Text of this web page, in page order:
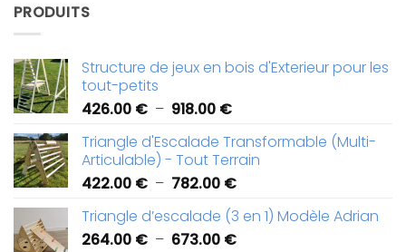
PRODUITS
Structure de jeux en bois d'Exterieur pour les
tout-petits
426.00 € – 918.00 €Plage
prix :
426.00 €
à
918.00 €
Triangle d'Escalade Transformable (Multi-
Articulable) - Tout Terrain
422.00 € – 782.00 €Plage
prix :
422.00 €
Triangle d’escalade (3 en 1) Modèle Adrian
264.00 € – 673.00 €Plage